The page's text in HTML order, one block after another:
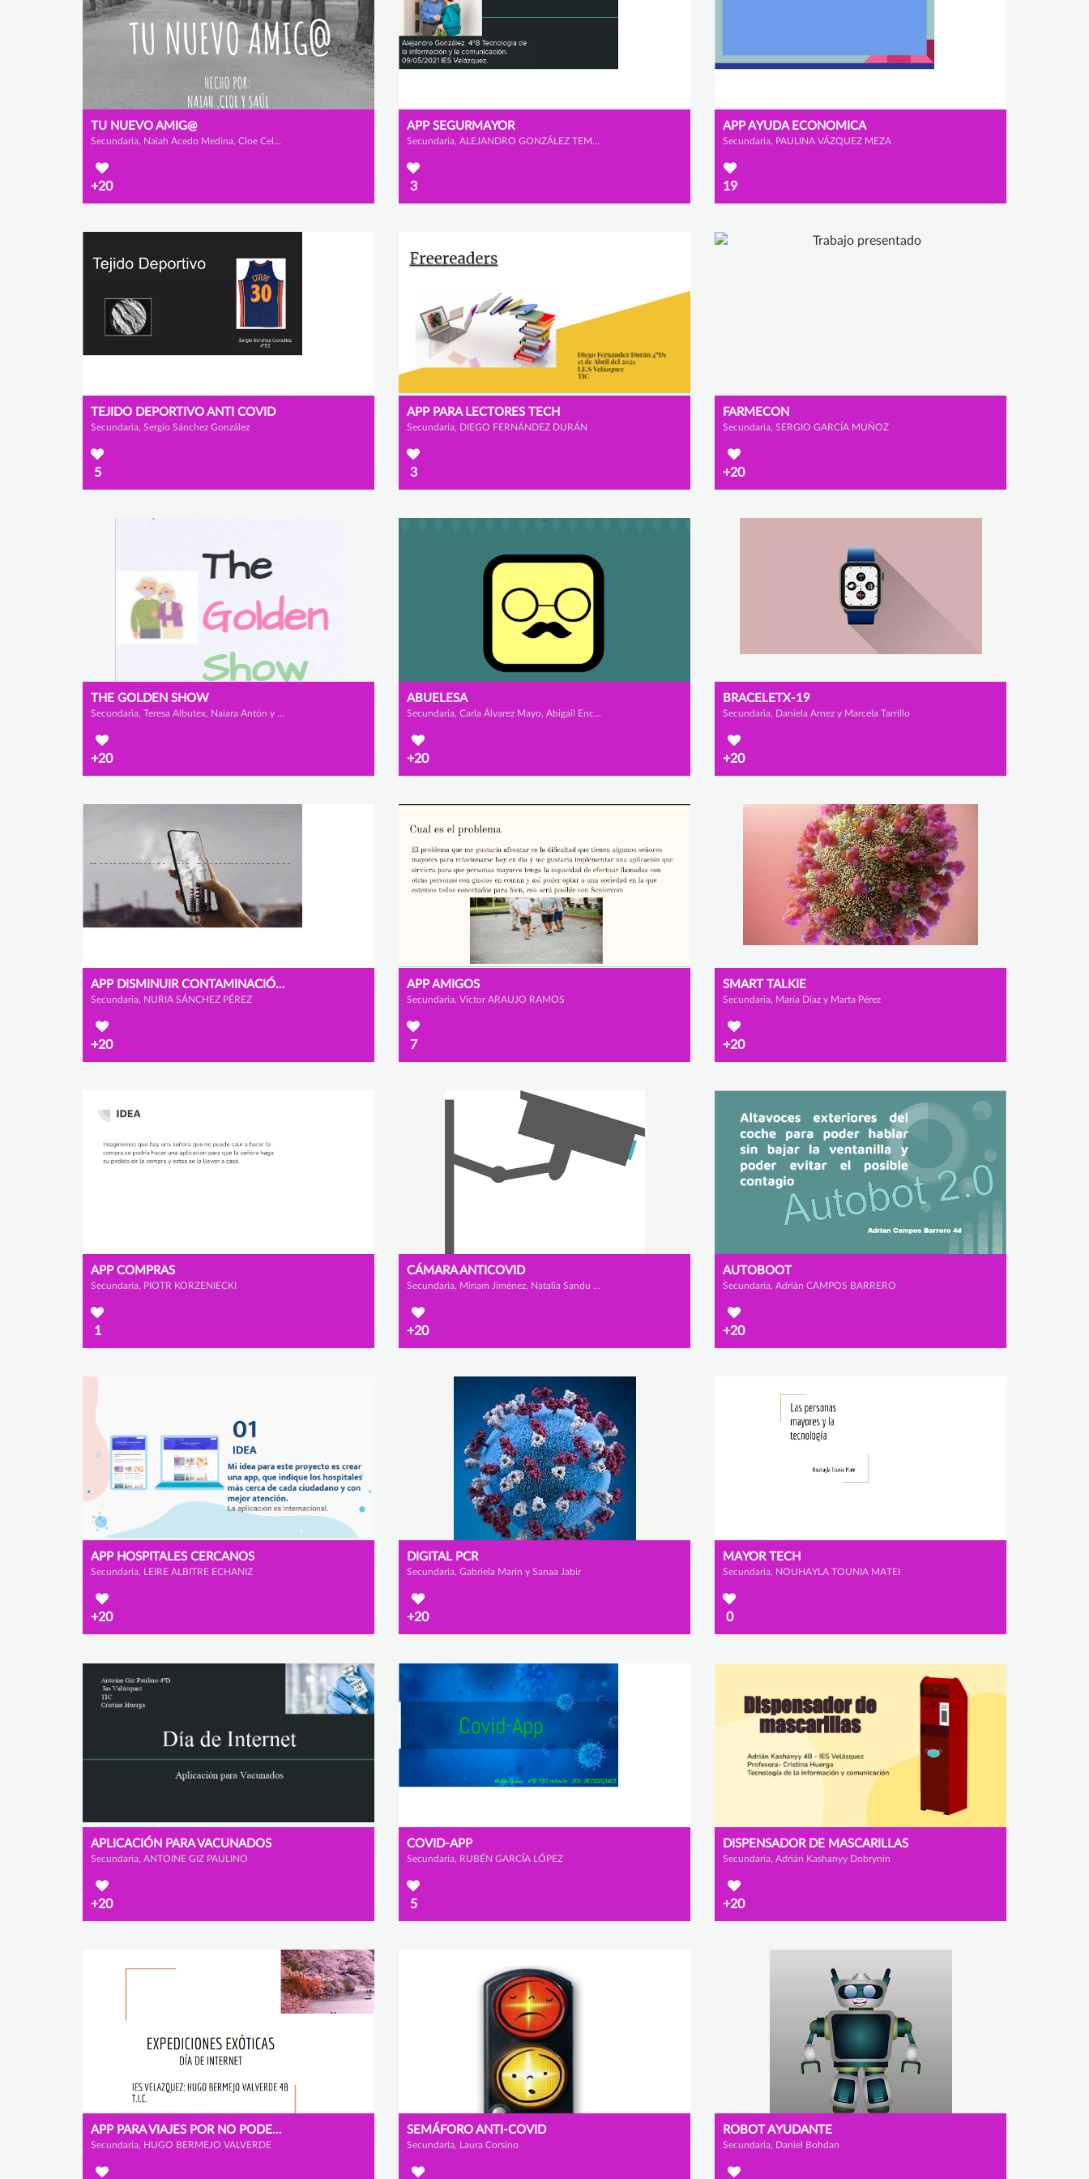
TU NUEVO AMIG@
Secundaria, Naiah Acedo Medina, Cloe Celestino de la Cruz Cobo de Guzmán y Saúl Muñoz Seoane
+20
APP SEGURMAYOR
Secundaria, ALEJANDRO GONZÁLEZ TEMIÑO
3
APP AYUDA ECONOMICA
Secundaria, PAULINA VÁZQUEZ MEZA
19
TEJIDO DEPORTIVO ANTI COVID
Secundaria, Sergio Sánchez González
5
APP PARA LECTORES TECH
Secundaria, DIEGO FERNÁNDEZ DURÁN
3
FARMECON
Secundaria, SERGIO GARCÍA MUÑOZ
+20
THE GOLDEN SHOW
Secundaria, Teresa Albutex, Naiara Antón y Valeria Cano
+20
ABUELESA
Secundaria, Carla Álvarez Mayo, Abigail Encinas Serrano y Lucía García del Prado
+20
BRACELETX-19
Secundaria, Daniela Arnez y Marcela Tarrillo
+20
APP DISMINUIR CONTAMINACIÓN COVID
Secundaria, NURIA SÁNCHEZ PÉREZ
+20
APP AMIGOS
Secundaria, Victor ARAUJO RAMOS
7
SMART TALKIE
Secundaria, María Díaz y Marta Pérez
+20
APP COMPRAS
Secundaria, PIOTR KORZENIECKI
1
CÁMARA ANTICOVID
Secundaria, Miriam Jiménez, Natalia Sandu y María Vélez
+20
AUTOBOOT
Secundaria, Adrián CAMPOS BARRERO
+20
APP HOSPITALES CERCANOS
Secundaria, LEIRE ALBITRE ECHANIZ
+20
DIGITAL PCR
Secundaria, Gabriela Marín y Sanaa Jabir
+20
MAYOR TECH
Secundaria, NOUHAYLA TOUNIA MATEI
0
APLICACIÓN PARA VACUNADOS
Secundaria, ANTOINE GIZ PAULINO
+20
COVID-APP
Secundaria, RUBÉN GARCÍA LÓPEZ
5
DISPENSADOR DE MASCARILLAS
Secundaria, Adrián Kashanyy Dobrynin
+20
APP PARA VIAJES POR NO PODER DESPLAZARSE POR EL COVID
Secundaria, HUGO BERMEJO VALVERDE
SEMÁFORO ANTI-COVID
Secundaria, Laura Corsino
ROBOT AYUDANTE
Secundaria, Daniel Bohdan